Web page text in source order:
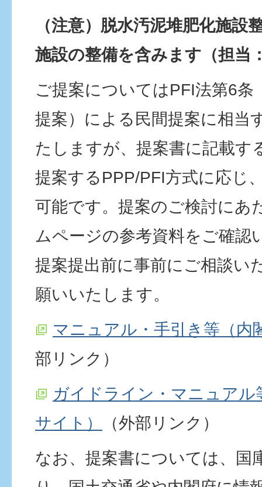
（注意）脱水汚泥堆肥化施設
施設の整備を含みます（担当
ご提案についてはPFI法第6条
提案）による民間提案に相当
たしますが、提案書に記載す
提案するPPP/PFI方式に応じ
可能です。提案のご検討にあ
ムページの参考資料をご確認
提案提出前に事前にご相談い
願いいたします。
マニュアル・手引き等（内
部リンク）
ガイドライン・マニュアル
サイト）
（外部リンク）
なお、提案書については、国